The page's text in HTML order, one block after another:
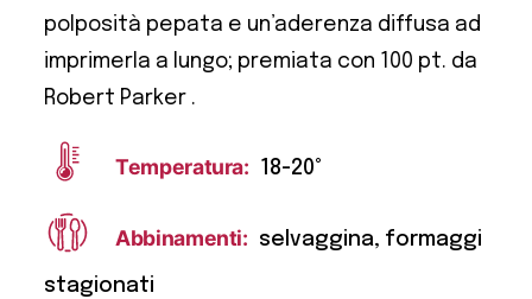
polposità pepata e un’aderenza diffusa ad
imprimerla a lungo; premiata con 100 pt. da
Robert Parker .
Temperatura: 18-20°
Abbinamenti: selvaggina, formaggi
stagionati